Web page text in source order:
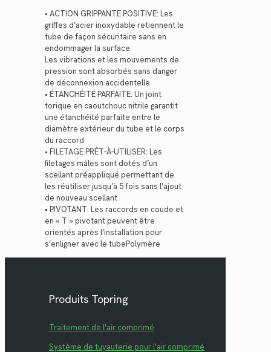
• ACTION GRIPPANTE POSITIVE: Les
griffes d’acier inoxydable retiennent le
tube de façon sécuritaire sans en
endommager la surface
Les vibrations et les mouvements de
pression sont absorbés sans danger
de déconnexion accidentelle
• ÉTANCHÉITÉ PARFAITE: Un joint
torique en caoutchouc nitrile garantit
une étanchéité parfaite entre le
diamètre extérieur du tube et le corps
du raccord
• FILETAGE PRÊT-À-UTILISER: Les
filetages mâles sont dotés d’un
scellant préappliqué permettant de
les réutiliser jusqu’à 5 fois sans l’ajout
de nouveau scellant
• PIVOTANT: Les raccords en coude et
en « T » pivotant peuvent être
orientés après l’installation pour
s’enligner avec le tubePolymère
Produits Topring
Traitement de l'air comprimé
Système de tuyauterie pour l'air comprimé